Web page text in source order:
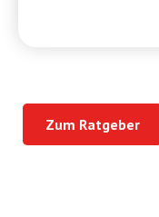
Zum Ratgeber